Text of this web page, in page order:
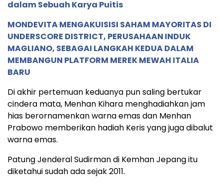
dalam Sebuah Karya Puitis
MONDEVITA MENGAKUISISI SAHAM MAYORITAS DI
UNDERSCORE DISTRICT, PERUSAHAAN INDUK
MAGLIANO, SEBAGAI LANGKAH KEDUA DALAM
MEMBANGUN PLATFORM MEREK MEWAH ITALIA
BARU
Di akhir pertemuan keduanya pun saling bertukar
cindera mata, Menhan Kihara menghadiahkan jam
hias berornamenkan warna emas dan Menhan
Prabowo memberikan hadiah Keris yang juga dibalut
warna emas.
Patung Jenderal Sudirman di Kemhan Jepang itu
diketahui sudah ada sejak 2011.